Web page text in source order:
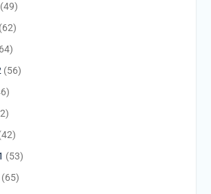
(49)
(62)
(56)
(53)
(65)